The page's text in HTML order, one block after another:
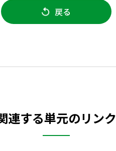
戻る
連する単元のリンク